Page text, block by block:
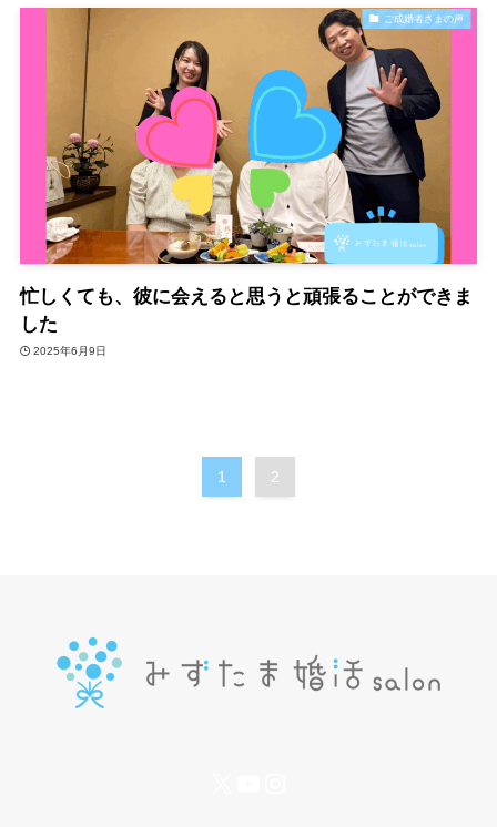
ご成婚者さまの声
忙しくても、彼に会えると思うと頑張ることができま
した
2025年6月9日
1 2